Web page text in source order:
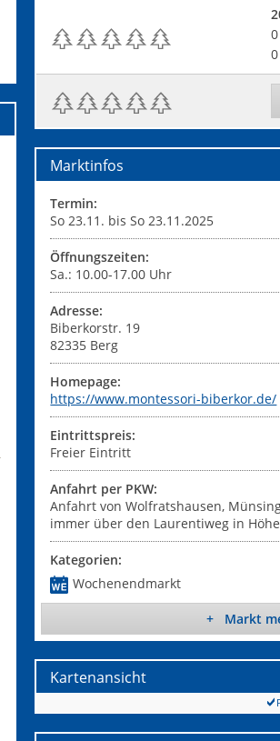
0
0
Marktinfos
Termin:
So 23.11. bis So 23.11.2025
Öffnungszeiten:
Sa.: 10.00-17.00 Uhr
Adresse:
Biberkorstr. 19
82335 Berg
Homepage:
https://www.montessori-biberkor.de/
Eintrittspreis:
Freier Eintritt
Anfahrt per PKW:
Anfahrt von Wolfratshausen,
immer über den Laurentiweg in
Kategorien:
Wochenendmarkt
+ Markt
Kartenansicht